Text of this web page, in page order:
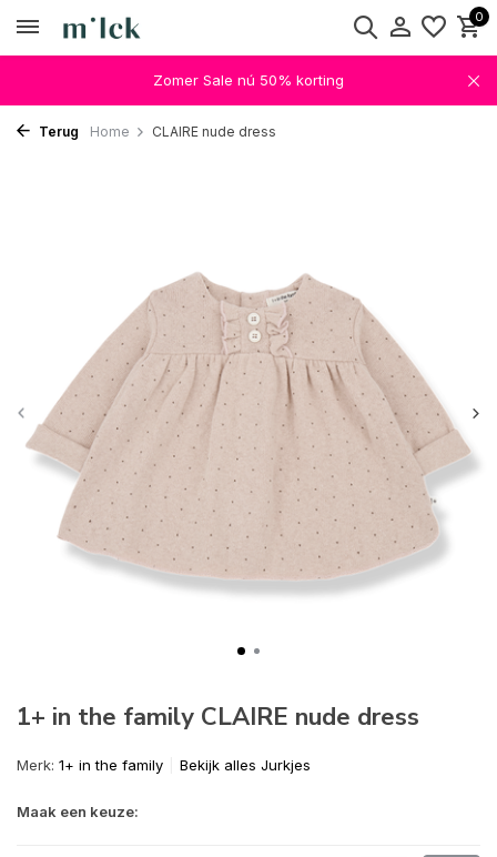
0
Zomer Sale nú 50% korting
Terug Home CLAIRE nude dress
1+ in the family CLAIRE nude dress
Merk: 1+ in the family Bekijk alles Jurkjes
Maak een keuze: